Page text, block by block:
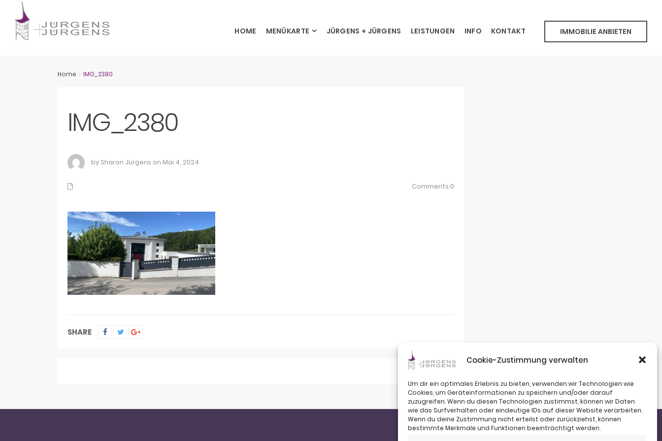
Cookie-Zustimmung verwalten
Um dir ein optimales Erlebnis zu bieten, verwenden wir Technologien wie
Cookies, um Geräteinformationen zu speichern und/oder darauf
zuzugreifen. Wenn du diesen Technologien zustimmst, können wir Daten
wie das Surfverhalten oder eindeutige IDs auf dieser Website verarbeiten.
Wenn du deine Zustimmung nicht erteilst oder zurückziehst, können
bestimmte Merkmale und Funktionen beeinträchtigt werden.
IMMOBILIE ANBIETEN
HOME MENÜKARTE JÜRGENS + JÜRGENS LEISTUNGEN INFO KONTAKT
Home IMG_2380
IMG_2380
by Sharon Jürgens on Mai 4, 2024
Comments:0
SHARE